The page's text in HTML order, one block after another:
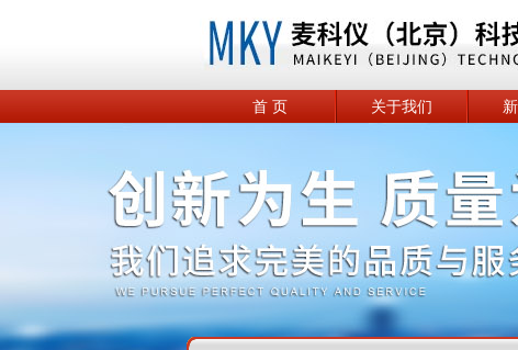
首 页 关于我们